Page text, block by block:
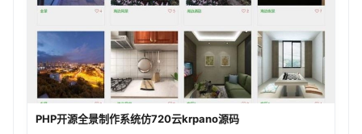
PHP开源全景制作系统仿720云krpano源码